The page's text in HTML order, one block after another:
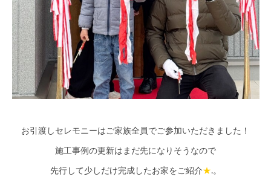
お引渡しセレモニーはご家族全員でご参加いただきました！
施工事例の更新はまだ先になりそうなので
先行して少しだけ完成したお家をご紹介★.。